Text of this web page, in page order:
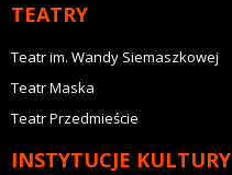
TEATRY
Teatr im. Wandy Siemaszkowej
Teatr Maska
Teatr Przedmieście
INSTYTUCJE KULTURY